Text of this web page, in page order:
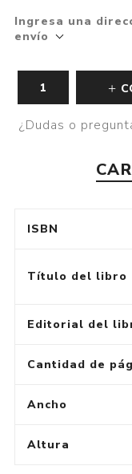
Ingresa una
envío
¿Dudas o
ISBN
Título del libro
Editorial del
Cantidad de
Ancho
Altura